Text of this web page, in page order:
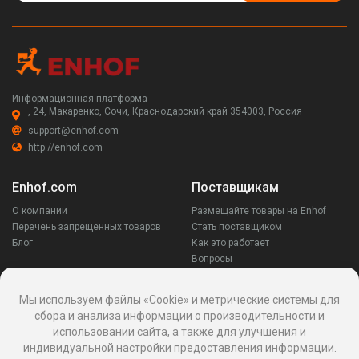
Информационная платформа
, 24, Макаренко, Сочи, Краснодарский край 354003, Россия
support@enhof.com
http://enhof.com
Enhof.com
О компании
Перечень запрещенных товаров
Блог
Поставщикам
Размещайте товары на Enhof
Стать поставщиком
Как это работает
Вопросы
Заказчикам
Аккаунт
Ваши запросы
Споры
Оставайся на связи
Мы используем файлы «Cookie» и метрические системы для
сбора и анализа информации о производительности и
использовании сайта, а также для улучшения и
индивидуальной настройки предоставления информации.